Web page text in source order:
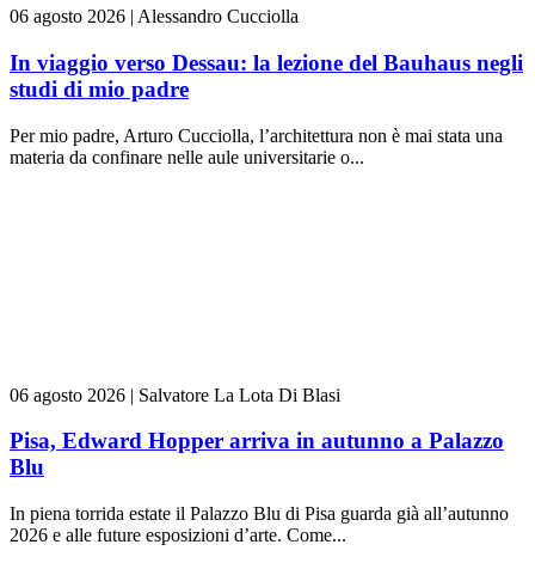
06 agosto 2026 | Alessandro Cucciolla
In viaggio verso Dessau: la lezione del Bauhaus negli
studi di mio padre
Per mio padre, Arturo Cucciolla, l’architettura non è mai stata una
materia da confinare nelle aule universitarie o...
06 agosto 2026 | Salvatore La Lota Di Blasi
Pisa, Edward Hopper arriva in autunno a Palazzo
Blu
In piena torrida estate il Palazzo Blu di Pisa guarda già all’autunno
2026 e alle future esposizioni d’arte. Come...